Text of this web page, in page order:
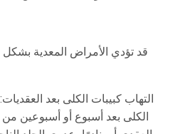
قد تؤدي الأمراض المعدية
التهاب كبيبات الكلى بعد
الكلى بعد أسبوع أو أسبوعين